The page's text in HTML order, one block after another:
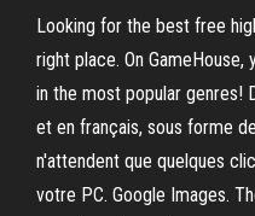
Looking for the best free
right place. On GameHouse,
in the most popular genres!
et en français, sous forme
n'attendent que quelques
votre PC. Google Images.